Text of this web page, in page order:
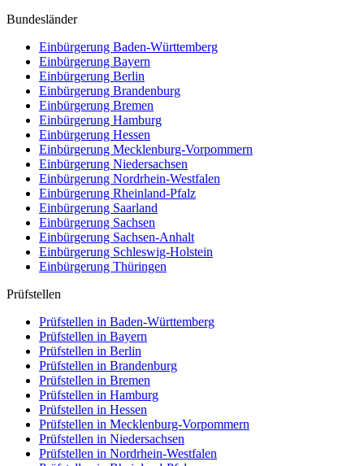
Bundesländer
Einbürgerung Baden-Württemberg
Einbürgerung Bayern
Einbürgerung Berlin
Einbürgerung Brandenburg
Einbürgerung Bremen
Einbürgerung Hamburg
Einbürgerung Hessen
Einbürgerung Mecklenburg-Vorpommern
Einbürgerung Niedersachsen
Einbürgerung Nordrhein-Westfalen
Einbürgerung Rheinland-Pfalz
Einbürgerung Saarland
Einbürgerung Sachsen
Einbürgerung Sachsen-Anhalt
Einbürgerung Schleswig-Holstein
Einbürgerung Thüringen
Prüfstellen
Prüfstellen in Baden-Württemberg
Prüfstellen in Bayern
Prüfstellen in Berlin
Prüfstellen in Brandenburg
Prüfstellen in Bremen
Prüfstellen in Hamburg
Prüfstellen in Hessen
Prüfstellen in Mecklenburg-Vorpommern
Prüfstellen in Niedersachsen
Prüfstellen in Nordrhein-Westfalen